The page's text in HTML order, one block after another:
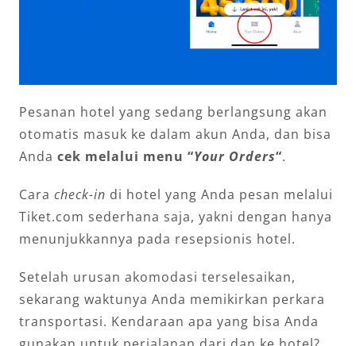
Pesanan hotel yang sedang berlangsung akan
otomatis masuk ke dalam akun Anda, dan bisa
Anda cek melalui menu “Your Orders“.
Cara check-in di hotel yang Anda pesan melalui
Tiket.com sederhana saja, yakni dengan hanya
menunjukkannya pada resepsionis hotel.
Setelah urusan akomodasi terselesaikan,
sekarang waktunya Anda memikirkan perkara
transportasi. Kendaraan apa yang bisa Anda